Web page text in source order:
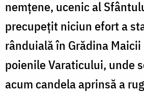
nemţene, ucenic al
precupeţit niciun efort a
rânduială în Grădina
poienile Varaticului, unde
acum candela aprinsă a